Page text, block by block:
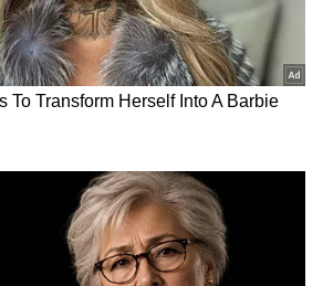
ಆಯ್ಕೆ ಮಾಡಿಕೊಳ್ಳಿ